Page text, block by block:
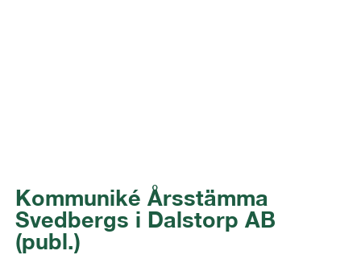
Kommuniké Årsstämma
Svedbergs i Dalstorp AB
(publ.)